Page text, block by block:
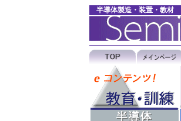
半導体製造・装置・教材